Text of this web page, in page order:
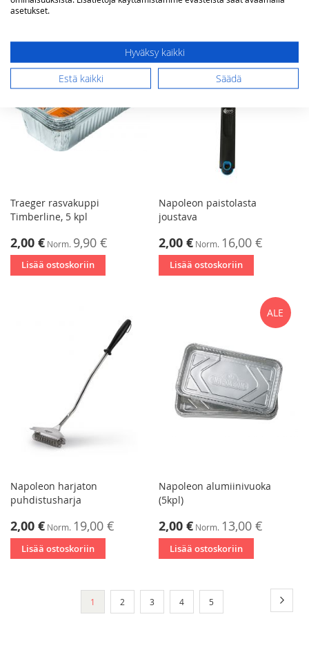
Traeger rasvakuppi
Timberline, 5 kpl
Tarjoushinta
2,00 € Norm. 9,90 €
Lisää ostoskoriin
Napoleon paistolasta
joustava
Tarjoushinta
2,00 € Norm. 16,00 €
Lisää ostoskoriin
Napoleon harjaton
puhdistusharja
Tarjoushinta
2,00 € Norm. 19,00 €
Lisää ostoskoriin
ALE
Napoleon alumiinivuoka
(5kpl)
Tarjoushinta
2,00 € Norm. 13,00 €
Lisää ostoskoriin
Sivu
You're
currently
1 Sivu
2 Sivu
3 Sivu
4 Sivu
5
asetukset.
Hyväksy kaikki
Estä kaikki
Säädä